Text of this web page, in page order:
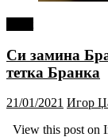
Си замина
тетка Бранка
21/01/2021 Игор
View this post on